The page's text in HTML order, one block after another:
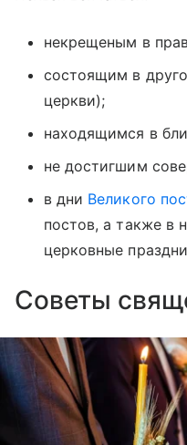
некрещеным в
состоящим в
церкви);
находящимся в
не достигшим
в дни Великого
постов, а также в
церковные
Советы